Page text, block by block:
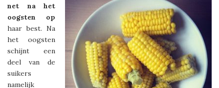
net na het
oogsten op
haar best. Na
het oogsten
schijnt een
deel van de
suikers
namelijk